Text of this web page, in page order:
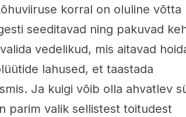
korral on oluline võtta
seeditavad ning pakuvad
vedelikud, mis aitavad
lahused, et taastada
Ja kuigi võib olla ahvatlev
parim valik sellistest toitudest